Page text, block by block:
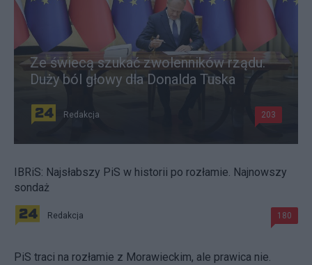
Ze świecą szukać zwolenników rządu.
Duży ból głowy dla Donalda Tuska
Redakcja 203
IBRiS: Najsłabszy PiS w historii po rozłamie. Najnowszy
sondaż
Redakcja 180
PiS traci na rozłamie z Morawieckim, ale prawica nie.